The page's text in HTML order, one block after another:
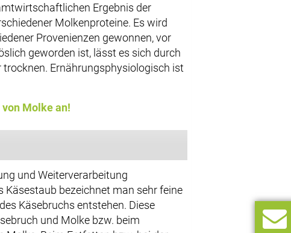
Ergebnis der
Molkenproteine. Es wird
Provenienzen gewonnen, vor
geworden ist, lässt es sich durch
Ernährungsphysiologisch ist
Molke an!
und Weiterverarbeitung
bezeichnet man sehr feine
Käsebruchs entstehen. Diese
und Molke bzw. beim